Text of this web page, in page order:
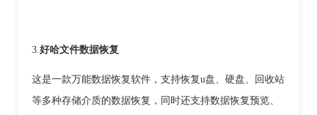
3. 好哈文件数据恢复
这是一款万能数据恢复软件，支持恢复u盘、硬盘、回收站
等多种存储介质的数据恢复，同时还支持数据恢复预览、